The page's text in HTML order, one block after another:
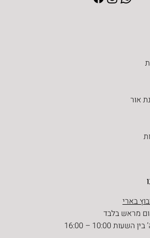
בארי
מראש בלבד
10:00 – 16:00
אור